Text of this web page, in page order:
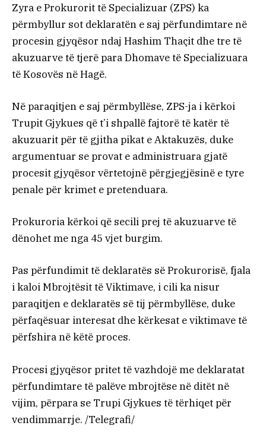
Zyra e Prokurorit të Specializuar (ZPS) ka
përmbyllur sot deklaratën e saj përfundimtare në
procesin gjyqësor ndaj Hashim Thaçit dhe tre të
akuzuarve të tjerë para Dhomave të Specializuara
të Kosovës në Hagë.
Në paraqitjen e saj përmbyllëse, ZPS-ja i kërkoi
Trupit Gjykues që t’i shpallë fajtorë të katër të
akuzuarit për të gjitha pikat e Aktakuzës, duke
argumentuar se provat e administruara gjatë
procesit gjyqësor vërtetojnë përgjegjësinë e tyre
penale për krimet e pretenduara.
Prokuroria kërkoi që secili prej të akuzuarve të
dënohet me nga 45 vjet burgim.
Pas përfundimit të deklaratës së Prokurorisë, fjala
i kaloi Mbrojtësit të Viktimave, i cili ka nisur
paraqitjen e deklaratës së tij përmbyllëse, duke
përfaqësuar interesat dhe kërkesat e viktimave të
përfshira në këtë proces.
Procesi gjyqësor pritet të vazhdojë me deklaratat
përfundimtare të palëve mbrojtëse në ditët në
vijim, përpara se Trupi Gjykues të tërhiqet për
vendimmarrje. /Telegrafi/